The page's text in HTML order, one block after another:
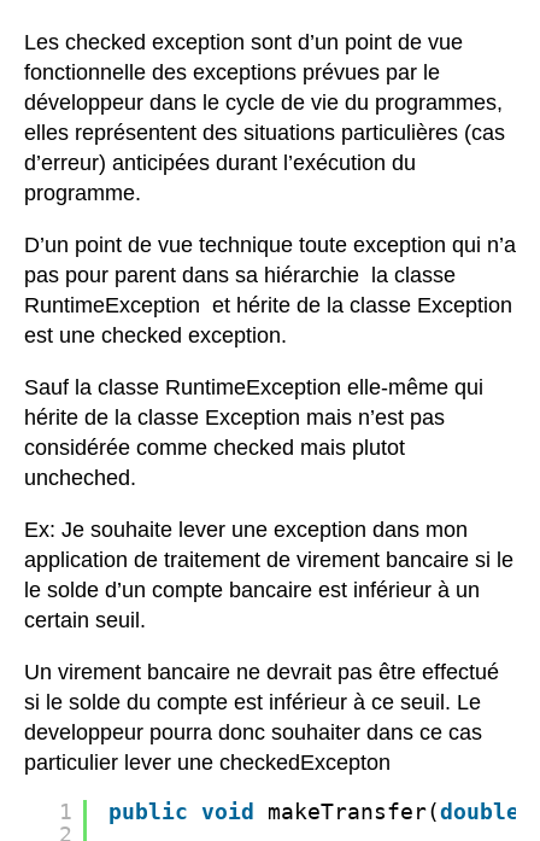
Les checked exception sont d’un point de vue
fonctionnelle des exceptions prévues par le
développeur dans le cycle de vie du programmes,
elles représentent des situations particulières (cas
d’erreur) anticipées durant l’exécution du
programme.
D’un point de vue technique toute exception qui n’a
pas pour parent dans sa hiérarchie la classe
RuntimeException et hérite de la classe Exception
est une checked exception.
Sauf la classe RuntimeException elle-même qui
hérite de la classe Exception mais n’est pas
considérée comme checked mais plutot
uncheched.
Ex: Je souhaite lever une exception dans mon
application de traitement de virement bancaire si le
le solde d’un compte bancaire est inférieur à un
certain seuil.
Un virement bancaire ne devrait pas être effectué
si le solde du compte est inférieur à ce seuil. Le
developpeur pourra donc souhaiter dans ce cas
particulier lever une checkedExcepton
1
2
public void makeTransfer(double